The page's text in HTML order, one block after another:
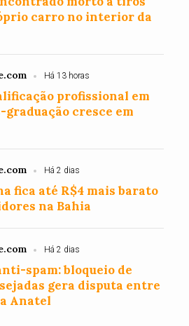
carro no interior da
Há 13 horas
profissional em
graduação cresce em
Há 2 dias
fica até R$4 mais barato
na Bahia
Há 2 dias
spam: bloqueio de
gera disputa entre
Anatel